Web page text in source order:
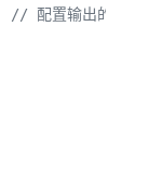
// 配置输出的文件